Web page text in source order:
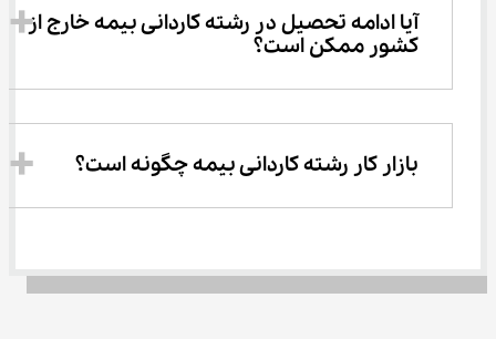
آیا ادامه تحصیل در رشته کاردانی بیمه خارج از
کشور ممکن است؟
بازار کار رشته کاردانی بیمه چگونه است؟